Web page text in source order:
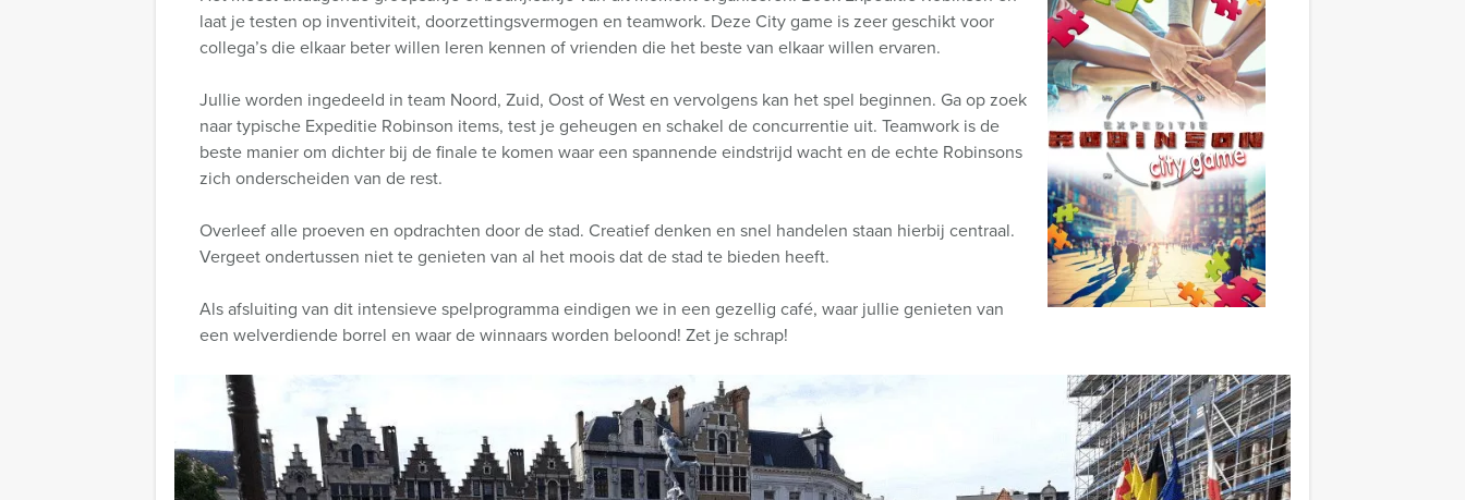
laat je testen op inventiviteit, doorzettingsvermogen en teamwork. Deze City game is zeer geschikt voor
collega’s die elkaar beter willen leren kennen of vrienden die het beste van elkaar willen ervaren.
Jullie worden ingedeeld in team Noord, Zuid, Oost of West en vervolgens kan het spel beginnen. Ga op zoek
naar typische Expeditie Robinson items, test je geheugen en schakel de concurrentie uit. Teamwork is de
beste manier om dichter bij de finale te komen waar een spannende eindstrijd wacht en de echte Robinsons
zich onderscheiden van de rest.
Overleef alle proeven en opdrachten door de stad. Creatief denken en snel handelen staan hierbij centraal.
Vergeet ondertussen niet te genieten van al het moois dat de stad te bieden heeft.
Als afsluiting van dit intensieve spelprogramma eindigen we in een gezellig café, waar jullie genieten van
een welverdiende borrel en waar de winnaars worden beloond! Zet je schrap!